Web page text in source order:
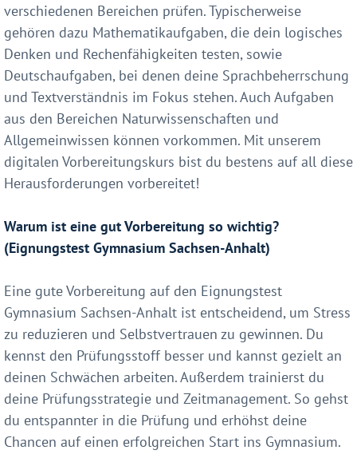
verschiedenen Bereichen prüfen. Typischerweise
gehören dazu Mathematikaufgaben, die dein logisches
Denken und Rechenfähigkeiten testen, sowie
Deutschaufgaben, bei denen deine Sprachbeherrschung
und Textverständnis im Fokus stehen. Auch Aufgaben
aus den Bereichen Naturwissenschaften und
Allgemeinwissen können vorkommen. Mit unserem
digitalen Vorbereitungskurs bist du bestens auf all diese
Herausforderungen vorbereitet!
Warum ist eine gut Vorbereitung so wichtig?
(Eignungstest Gymnasium Sachsen-Anhalt)
Eine gute Vorbereitung auf den Eignungstest
Gymnasium Sachsen-Anhalt ist entscheidend, um Stress
zu reduzieren und Selbstvertrauen zu gewinnen. Du
kennst den Prüfungsstoff besser und kannst gezielt an
deinen Schwächen arbeiten. Außerdem trainierst du
deine Prüfungsstrategie und Zeitmanagement. So gehst
du entspannter in die Prüfung und erhöhst deine
Chancen auf einen erfolgreichen Start ins Gymnasium.